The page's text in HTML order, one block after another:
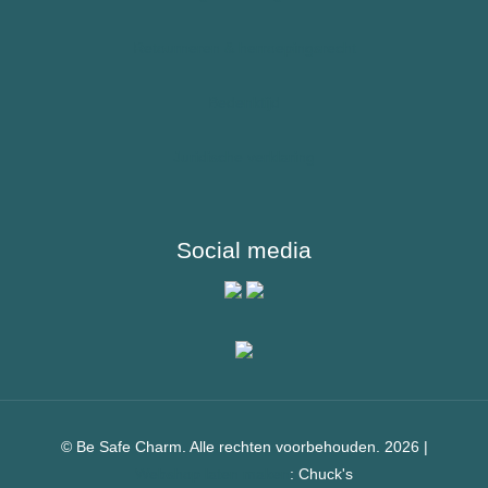
Social media
© Be Safe Charm. Alle rechten voorbehouden. 2026 |
: Chuck's